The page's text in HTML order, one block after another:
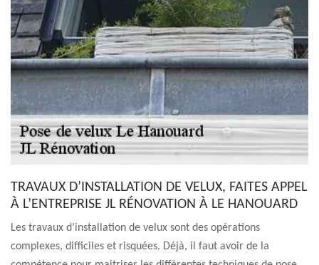
TRAVAUX D’INSTALLATION DE VELUX, FAITES APPEL
À L’ENTREPRISE JL RÉNOVATION À LE HANOUARD
Les travaux d’installation de velux sont des opérations
complexes, difficiles et risquées. Déjà, il faut avoir de la